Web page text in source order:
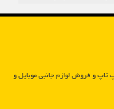
تاپ و فروش لوازم جانبی موبایل و